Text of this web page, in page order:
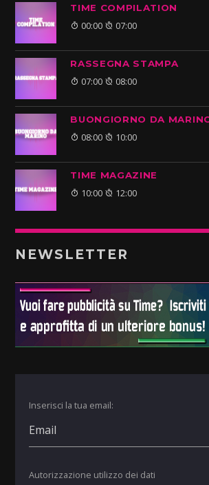
TIME COMPILATION
00:00 07:00
RASSEGNA STAMPA
07:00 08:00
BUONGIORNO DA
08:00 10:00
TIME MAGAZINE
10:00 12:00
NEWSLETTER
Inserisci la tua email:
Autorizzazione utilizzo dei dati